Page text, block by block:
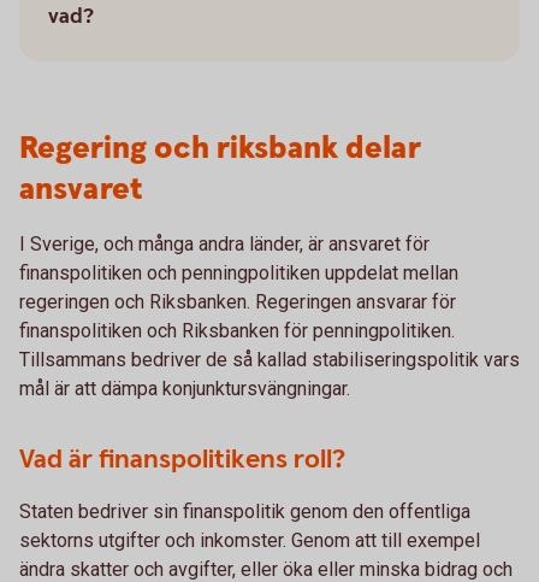
vad?
Regering och riksbank delar
ansvaret
I Sverige, och många andra länder, är ansvaret för
finanspolitiken och penningpolitiken uppdelat mellan
regeringen och Riksbanken. Regeringen ansvarar för
finanspolitiken och Riksbanken för penningpolitiken.
Tillsammans bedriver de så kallad stabiliseringspolitik vars
mål är att dämpa konjunktursvängningar.
Vad är finanspolitikens roll?
Staten bedriver sin finanspolitik genom den offentliga
sektorns utgifter och inkomster. Genom att till exempel
ändra skatter och avgifter, eller öka eller minska bidrag och